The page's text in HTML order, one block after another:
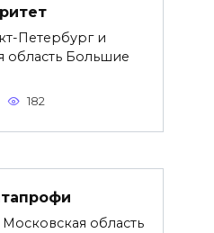
Петербург и
область Большие
182
область